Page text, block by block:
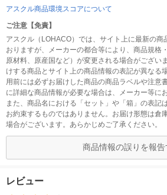
アスクル商品環境スコアについて
ご注意【免責】
アスクル（LOHACO）では、サイト上に最新の商
おりますが、メーカーの都合等により、商品規格
原材料、原産国など）が変更される場合がござい
けする商品とサイト上の商品情報の表記が異なる
用前には必ずお届けした商品の商品ラベルや注意
に詳細な商品情報が必要な場合は、メーカー等に
また、商品名における「セット」や「箱」の表記
お約束するものではありません。お届け形態は倉
場合がございます。あらかじめご了承ください。
商品情報の誤りを報告
レビュー